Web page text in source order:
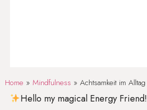
Home » Mindfulness » Achtsamkeit im Alltag
Hello my magical Energy Friend!